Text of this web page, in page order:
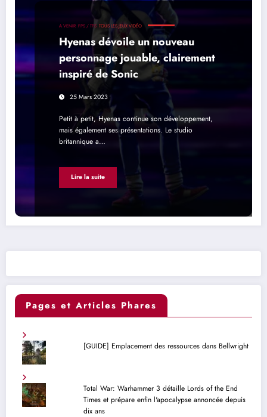
A VENIR FPS / TPS TOUS LES JEUX VIDÉO
Hyenas dévoile un nouveau
personnage jouable, clairement
inspiré de Sonic
25 Mars 2023
Petit à petit, Hyenas continue son développement,
mais également ses présentations. Le studio
britannique a…
Lire la suite
Pages et Articles Phares
[GUIDE] Emplacement des ressources dans Bellwright
Total War: Warhammer 3 détaille Lords of the End
Times et prépare enfin l'apocalypse annoncée depuis
dix ans